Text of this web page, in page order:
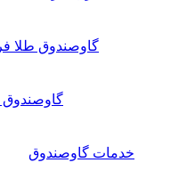
گاوصندوق طلا
گاوصندوق
خدمات گاوصندوق